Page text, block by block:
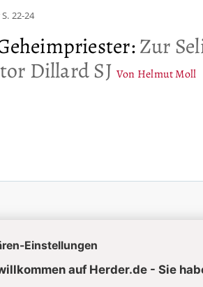
S. 22-24
:Zur
Dillard SJ Von Helmut Moll
Hefte